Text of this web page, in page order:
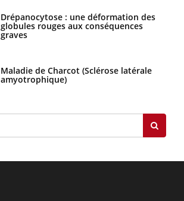
Drépanocytose : une déformation des
globules rouges aux conséquences
graves
Maladie de Charcot (Sclérose latérale
amyotrophique)